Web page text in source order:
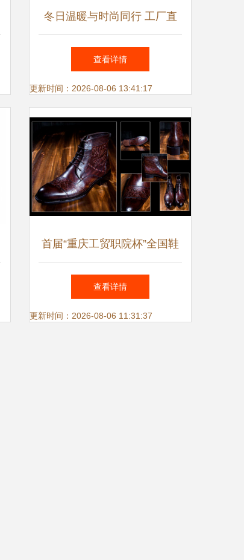
冬日温暖与时尚同行 工厂直
供3349女款真皮皮毛一体雪地
靴解析
查看详情
更新时间：2026-08-06 13:41:17
首届“重庆工贸职院杯”全国鞋
服饰品及箱包设计大赛揭晓
我院师生勇夺金、银、铜三项
查看详情
更新时间：2026-08-06 11:31:37